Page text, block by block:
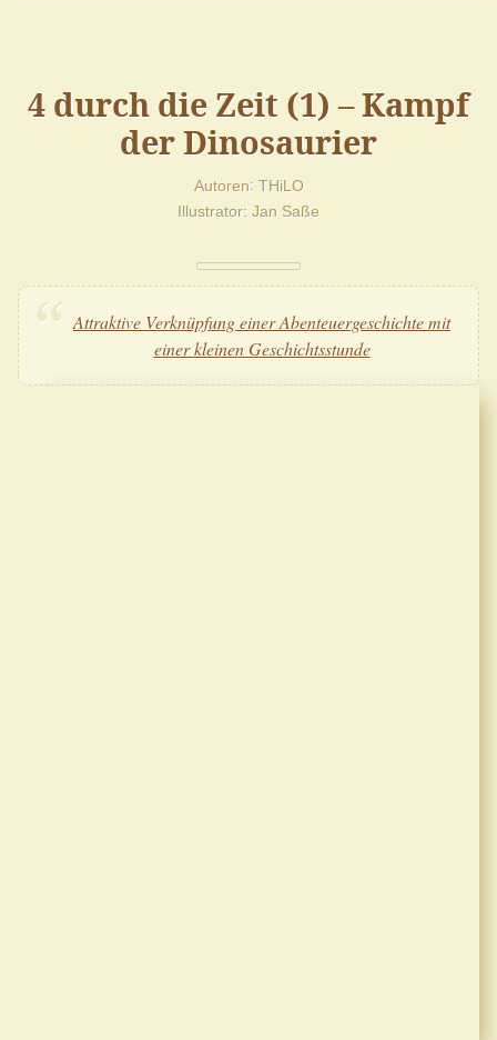
4 durch die Zeit (1) – Kampf
der Dinosaurier
Autoren THiLO
Illustrator Jan Saße
Attraktive Verknüpfung einer Abenteuergeschichte mit
einer kleinen Geschichtsstunde